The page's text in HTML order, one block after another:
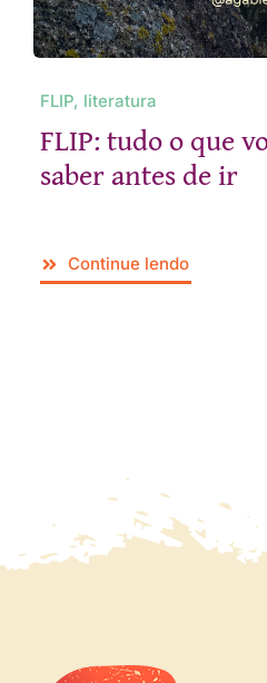
FLIP, literatura
FLIP: tudo o que
saber antes de ir
Continue lendo